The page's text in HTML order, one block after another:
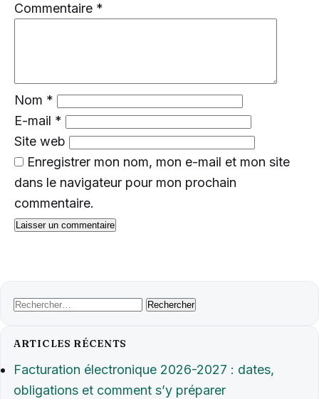
Commentaire *
Nom *
E-mail *
Site web
Enregistrer mon nom, mon e-mail et mon site
dans le navigateur pour mon prochain
commentaire.
Rechercher :
ARTICLES RÉCENTS
Facturation électronique 2026-2027 : dates,
obligations et comment s’y préparer